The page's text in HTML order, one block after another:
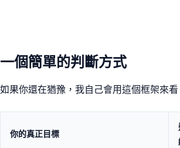
一個簡單的判斷方式
如果你還在猶豫，我自己會用這個框架來看
你的真正目標